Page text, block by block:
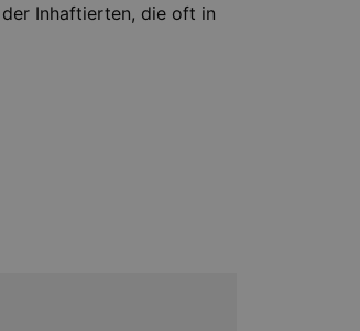
Inhaftierten, die oft in